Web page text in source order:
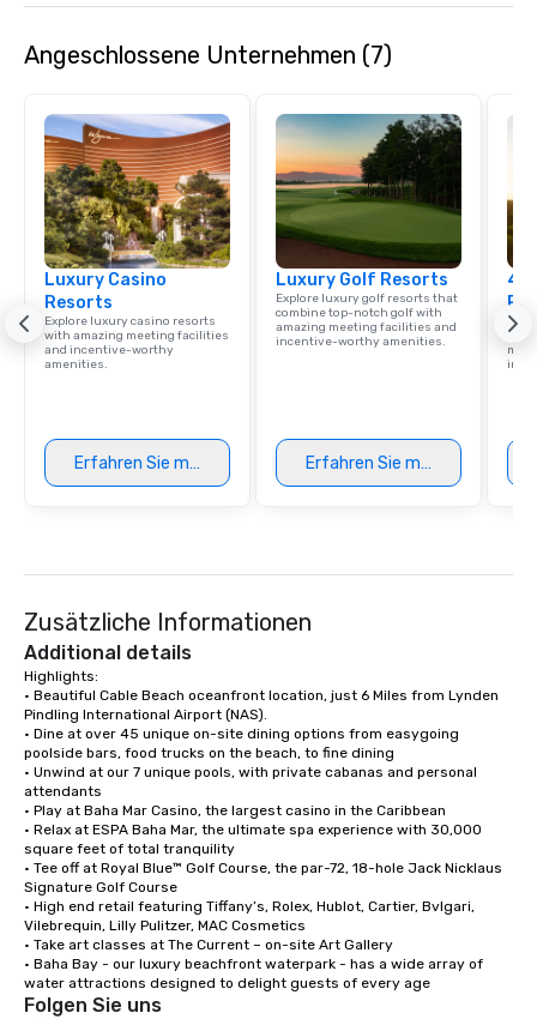
Angeschlossene Unternehmen (7)
Luxury Casino
Resorts
Explore luxury casino resorts
with amazing meeting facilities
and incentive-worthy
amenities.
Erfahren Sie mehr
Luxury Golf Resorts
Explore luxury golf resorts that
combine top-notch golf with
amazing meeting facilities and
incentive-worthy amenities.
Erfahren Sie mehr
4
Zusätzliche Informationen
Additional details
Highlights:
• Beautiful Cable Beach oceanfront location, just 6 Miles from Lynden
Pindling International Airport (NAS).
• Dine at over 45 unique on-site dining options from easygoing
poolside bars, food trucks on the beach, to fine dining
• Unwind at our 7 unique pools, with private cabanas and personal
attendants
• Play at Baha Mar Casino, the largest casino in the Caribbean
• Relax at ESPA Baha Mar, the ultimate spa experience with 30,000
square feet of total tranquility
• Tee off at Royal Blue™ Golf Course, the par-72, 18-hole Jack Nicklaus
Signature Golf Course
• High end retail featuring Tiffany’s, Rolex, Hublot, Cartier, Bvlgari,
Vilebrequin, Lilly Pulitzer, MAC Cosmetics
• Take art classes at The Current – on-site Art Gallery
• Baha Bay - our luxury beachfront waterpark - has a wide array of
water attractions designed to delight guests of every age
Folgen Sie uns